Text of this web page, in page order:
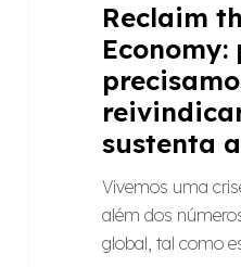
Reclaim
Economy:
sustenta
Vivemos uma
além dos
global, tal como